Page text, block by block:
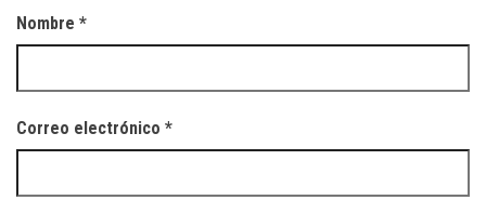
Nombre *
Correo electrónico *